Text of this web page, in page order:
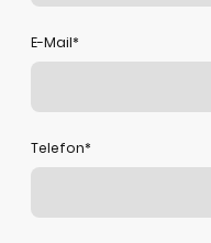
E-Mail*
Telefon*